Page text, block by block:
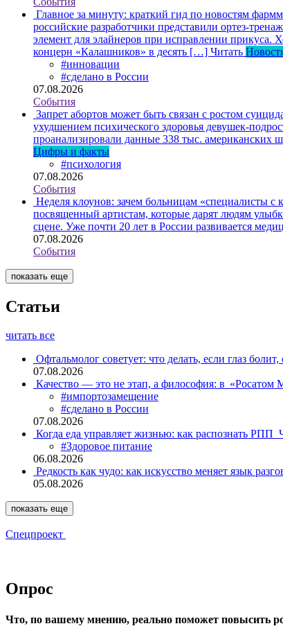
Главное за минуту: краткий гид по новостям
российские разработчики представили ортез-
элемент для элайнеров при исправлении прикуса.
концерн «Калашников» в десять […] Читать
#инновации
#сделано в России
07.08.2026
События
Запрет абортов может быть связан с ростом
ухудшением психического здоровья девушек-
проанализировали данные 338 тыс. американских
Цифры и факты
#психология
07.08.2026
События
Неделя клоунов: зачем больницам «специалисты с
посвященный артистам, которые дарят людям
сцене. Уже почти 20 лет в России развивается
07.08.2026
События
показать еще
Статьи
читать все
Офтальмолог советует: что делать, если глаз
07.08.2026
Качество — это не этап, а философия: в «Росатом
#импортозамещение
#сделано в России
07.08.2026
Когда еда управляет жизнью: как распознать РПП
#Здоровое питание
06.08.2026
Редкость как чудо: как искусство меняет язык
05.08.2026
показать еще
Спецпроект
Опрос
Что, по вашему мнению, реально поможет повысить